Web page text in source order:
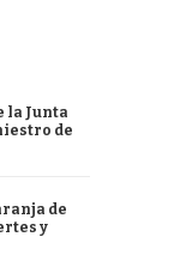
la Junta
de
de
y